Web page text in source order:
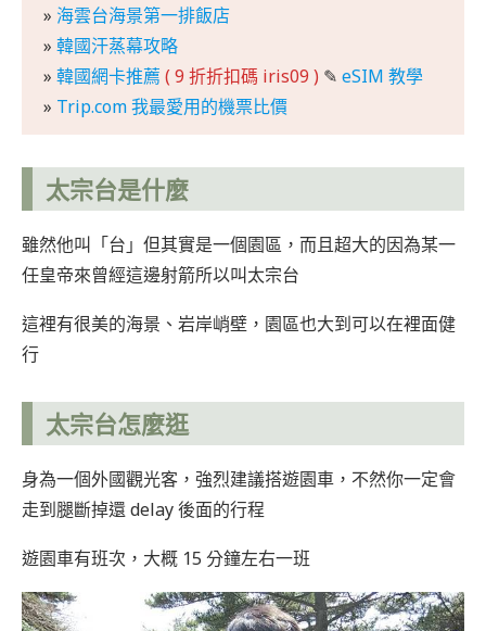
» 海雲台海景第一排飯店
» 韓國汗蒸幕攻略
» 韓國網卡推薦 ( 9 折折扣碼 iris09 ) ✎ eSIM 教學
» Trip.com 我最愛用的機票比價
太宗台是什麼
雖然他叫「台」但其實是一個園區，而且超大的因為某一
任皇帝來曾經這邊射箭所以叫太宗台
這裡有很美的海景、岩岸峭壁，園區也大到可以在裡面健
行
太宗台怎麼逛
身為一個外國觀光客，強烈建議搭遊園車，不然你一定會
走到腿斷掉還 delay 後面的行程
遊園車有班次，大概 15 分鐘左右一班